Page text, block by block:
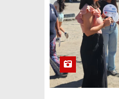
a
d
a
s